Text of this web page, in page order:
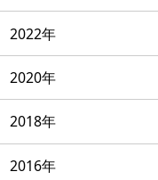
2022年
2020年
2018年
2016年